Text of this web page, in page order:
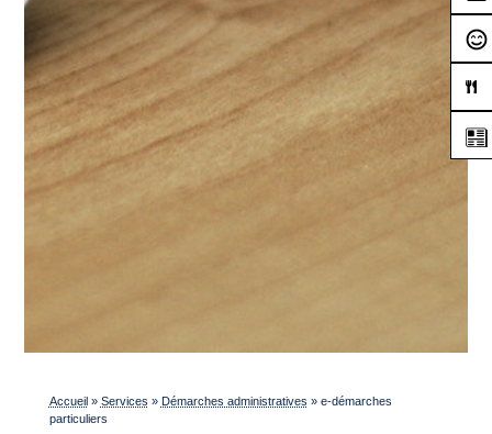
Accueil» Services » Démarches administratives » e-démarches
particuliers